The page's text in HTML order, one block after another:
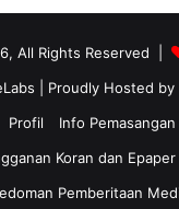
All Rights Reserved |
| Proudly Hosted by
Profil
Info Pemasangan
Koran dan Epaper
Pemberitaan